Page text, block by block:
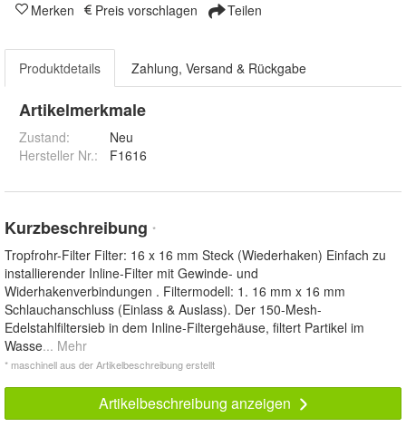
Merken Preis vorschlagen Teilen
Produktdetails Zahlung, Versand & Rückgabe
Artikelmerkmale
Zustand:
Neu
Hersteller Nr.:
F1616
Kurzbeschreibung *
Tropfrohr-Filter Filter: 16 x 16 mm Steck (Wiederhaken) Einfach zu
installierender Inline-Filter mit Gewinde- und
Widerhakenverbindungen . Filtermodell: 1. 16 mm x 16 mm
Schlauchanschluss (Einlass & Auslass). Der 150-Mesh-
Edelstahlfiltersieb in dem Inline-Filtergehäuse, filtert Partikel im
Wasse... Mehr
* maschinell aus der Artikelbeschreibung erstellt
Artikelbeschreibung anzeigen